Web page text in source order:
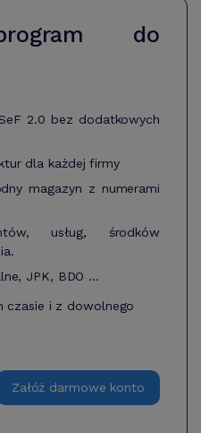
do
2.0 bez dodatkowych
dla każdej firmy
magazyn z numerami
usług, środków
JPK, BDO ...
czasie i z dowolnego
Załóż darmowe konto